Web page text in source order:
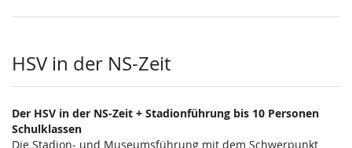
HSV in der NS-Zeit
Der HSV in der NS-Zeit + Stadionführung bis 10 Personen
Schulklassen
Die Stadion- und Museumsführung mit dem Schwerpunkt